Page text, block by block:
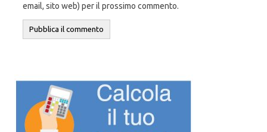
email, sito web) per il prossimo commento.